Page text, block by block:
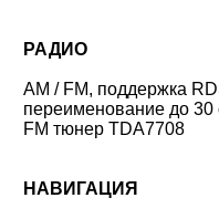
РАДИО
AM / FM, поддержка
переименование до 30
FM тюнер TDA7708
НАВИГАЦИЯ